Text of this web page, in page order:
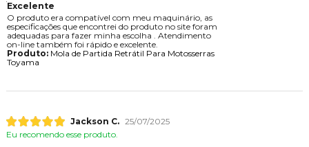
Excelente
O produto era compatível com meu maquinário, as
especificações que encontrei do produto no site foram
adequadas para fazer minha escolha . Atendimento
on-line também foi rápido e excelente.
Produto:Mola de Partida Retrátil Para Motosserras
Toyama
Jackson C. 25/07/2025
Eu recomendo esse produto.